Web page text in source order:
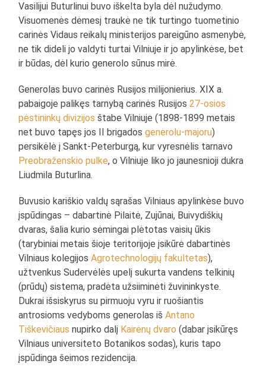
Vasilijui Buturlinui buvo iškelta byla dėl nužudymo.
Visuomenės dėmesį traukė ne tik turtingo tuometinio
carinės Vidaus reikalų ministerijos pareigūno asmenybė,
ne tik dideli jo valdyti turtai Vilniuje ir jo apylinkėse, bet
ir būdas, dėl kurio generolo sūnus mirė.
Generolas buvo carinės Rusijos milijonierius. XIX a.
pabaigoje palikęs tarnybą carinės Rusijos27-osios
pėstininkų divizijos štabe Vilniuje (1898-1899 metais
net buvo tapęs jos II brigadosgenerolu-majoru)
persikėlė į Sankt-Peterburgą, kur vyresnėlis tarnavo
Preobraženskio pulke, o Vilniuje liko jo jaunesnioji dukra
Liudmila Buturlina.
Buvusio kariškio valdų sąrašas Vilniaus apylinkėse buvo
įspūdingas – dabartinė Pilaitė, Zujūnai, Buivydiškių
dvaras, šalia kurio sėmingai plėtotas vaisių ūkis
(tarybiniai metais šioje teritorijoje įsikūrė dabartinės
Vilniaus kolegijosAgrotechnologijų fakultetas),
užtvenkus Sudervėlės upelį sukurta vandens telkinių
(prūdų) sistema, pradėta užsiiminėti žuvininkyste.
Dukrai išsiskyrus su pirmuoju vyru ir ruošiantis
antrosioms vedyboms generolas išAntano
Tiškevičiausnupirko dalį Kairėnų dvaro (dabar įsikūręs
Vilniaus universiteto Botanikos sodas), kuris tapo
įspūdinga šeimos rezidencija.